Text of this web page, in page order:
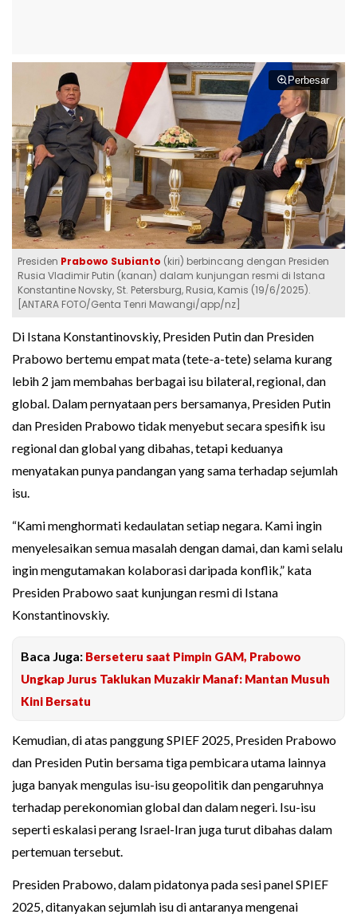
Perbesar
Presiden Prabowo Subianto (kiri) berbincang dengan Presiden
Rusia Vladimir Putin (kanan) dalam kunjungan resmi di Istana
Konstantine Novsky, St. Petersburg, Rusia, Kamis (19/6/2025).
[ANTARA FOTO/Genta Tenri Mawangi/app/nz]
Di Istana Konstantinovskiy, Presiden Putin dan Presiden
Prabowo bertemu empat mata (tete-a-tete) selama kurang
lebih 2 jam membahas berbagai isu bilateral, regional, dan
global. Dalam pernyataan pers bersamanya, Presiden Putin
dan Presiden Prabowo tidak menyebut secara spesifik isu
regional dan global yang dibahas, tetapi keduanya
menyatakan punya pandangan yang sama terhadap sejumlah
isu.
“Kami menghormati kedaulatan setiap negara. Kami ingin
menyelesaikan semua masalah dengan damai, dan kami selalu
ingin mengutamakan kolaborasi daripada konflik,” kata
Presiden Prabowo saat kunjungan resmi di Istana
Konstantinovskiy.
Baca Juga: Berseteru saat Pimpin GAM, Prabowo
Ungkap Jurus Taklukan Muzakir Manaf: Mantan Musuh
Kini Bersatu
Kemudian, di atas panggung SPIEF 2025, Presiden Prabowo
dan Presiden Putin bersama tiga pembicara utama lainnya
juga banyak mengulas isu-isu geopolitik dan pengaruhnya
terhadap perekonomian global dan dalam negeri. Isu-isu
seperti eskalasi perang Israel-Iran juga turut dibahas dalam
pertemuan tersebut.
Presiden Prabowo, dalam pidatonya pada sesi panel SPIEF
2025, ditanyakan sejumlah isu di antaranya mengenai